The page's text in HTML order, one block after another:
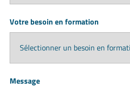
Votre besoin en formation
Message